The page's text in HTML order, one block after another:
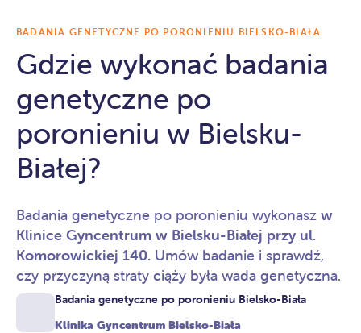
BADANIA GENETYCZNE PO PORONIENIU BIELSKO-BIAŁA
Gdzie wykonać badania
genetyczne po
poronieniu w Bielsku-
Białej?
Badania genetyczne po poronieniu wykonasz w
Klinice Gyncentrum w Bielsku-Białej przy ul.
Komorowickiej 140. Umów badanie i sprawdź,
czy przyczyną straty ciąży była wada genetyczna.
Badania genetyczne po poronieniu Bielsko-Biała
Klinika Gyncentrum Bielsko-Biała